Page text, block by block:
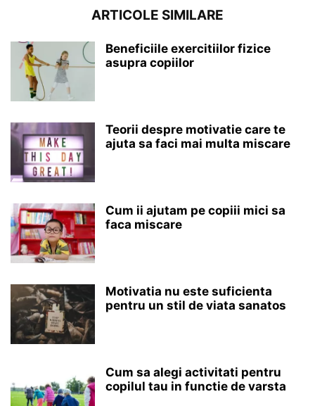
ARTICOLE SIMILARE
Beneficiile exercitiilor fizice
asupra copiilor
Teorii despre motivatie care te
ajuta sa faci mai multa miscare
Cum ii ajutam pe copiii mici sa
faca miscare
Motivatia nu este suficienta
pentru un stil de viata sanatos
Cum sa alegi activitati pentru
copilul tau in functie de varsta